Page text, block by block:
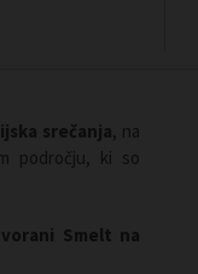
srečanja, na
področju, ki so
Smelt na